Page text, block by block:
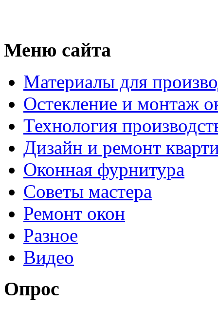
Меню сайта
Материалы для
Остекление и монтаж
Технология
Дизайн и ремонт
Оконная фурнитура
Советы мастера
Ремонт окон
Разное
Видео
Опрос